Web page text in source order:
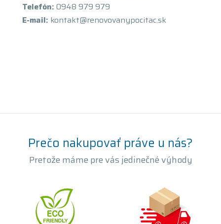
Telefón: 0948 979 979
E-mail: kontakt@renovovanypocitac.sk
Prečo nakupovať práve u nás?
Pretože máme pre vás jedinečné výhody